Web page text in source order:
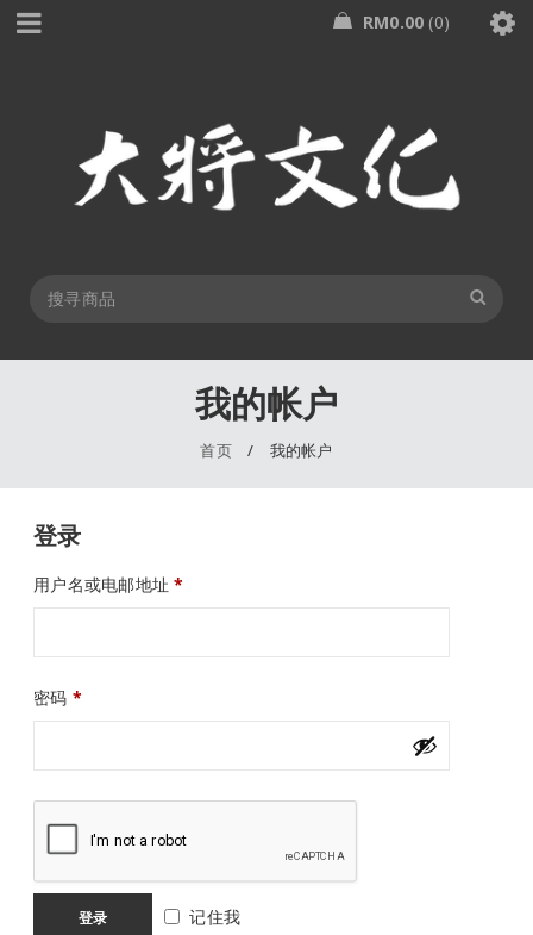
RM0.00 0
我的帐户
首页 / 我的帐户
登录
用户名或电邮地址*
密码 *
记住我
登录